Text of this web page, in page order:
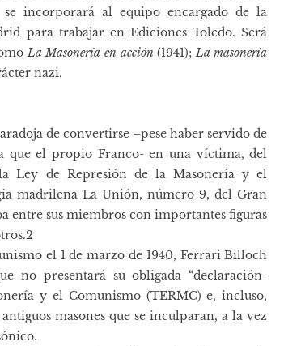
incorporará al equipo encargado de la
para trabajar en Ediciones Toledo. Será
La Masonería en acción (1941);La masonería
nazi.
de convertirse –pese haber servido de
que el propio Franco- en una víctima, del
Ley de Represión de la Masonería y el
madrileña La Unión, número 9, del Gran
entre sus miembros con importantes figuras
el 1 de marzo de 1940, Ferrari Billoch
no presentará su obligada “declaración-
y el Comunismo (TERMC) e, incluso,
masones que se inculparan, a la vez